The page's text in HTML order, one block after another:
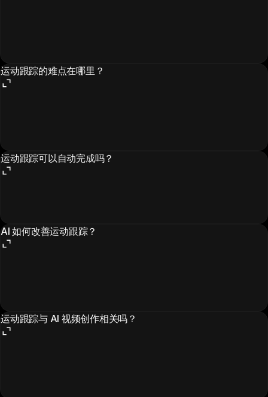
运动跟踪的难点在哪里？
运动跟踪可以自动完成吗？
AI 如何改善运动跟踪？
运动跟踪与 AI 视频创作相关吗？